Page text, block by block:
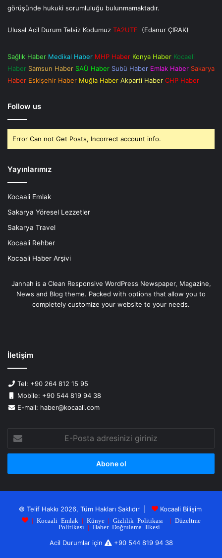
görüşünde hukuki sorumluluğu bulunmamaktadır.
Ulusal Acil Durum Telsiz Kodumuz TA2UTF (Edanur ÇIRAK)
Sağlık Haber Medikal Haber MHP Haber Konya Haber Kocaeli
Haber Samsun Haber SAÜ Haber Subü Haber Emlak Haber Sakarya
Haber Eskişehir Haber Muğla Haber Akparti Haber CHP Haber
Follow us
Error Can not Get Posts, Incorrect account info.
Yayınlarımız
Kocaali Emlak
Sakarya Yöresel Lezzetler
Sakarya Travel
Kocaali Rehber
Kocaali Haber Arşivi
Jannah is a Clean Responsive WordPress Newspaper, Magazine,
News and Blog theme. Packed with options that allow you to
completely customize your website to your needs.
İletişim
Tel: +90 264 812 15 95
Mobile: +90 544 819 94 38
E-mail: haber@kocaali.com
Posta
adresinizi
© Telif Hakkı 2026, Tüm Hakları Saklıdır | Kocaali Bilişim
| Kocaali Emlak | Künye| Gizlilik Politikası | Düzeltme
Politikası | Haber Doğrulama Ilkesi
Acil Durumlar için +90 544 819 94 38